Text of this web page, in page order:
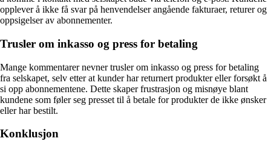
opplever å ikke få svar på henvendelser angående fakturaer, returer og
oppsigelser av abonnementer.
Trusler om inkasso og press for betaling
Mange kommentarer nevner trusler om inkasso og press for betaling
fra selskapet, selv etter at kunder har returnert produkter eller forsøkt å
si opp abonnementene. Dette skaper frustrasjon og misnøye blant
kundene som føler seg presset til å betale for produkter de ikke ønsker
eller har bestilt.
Konklusjon